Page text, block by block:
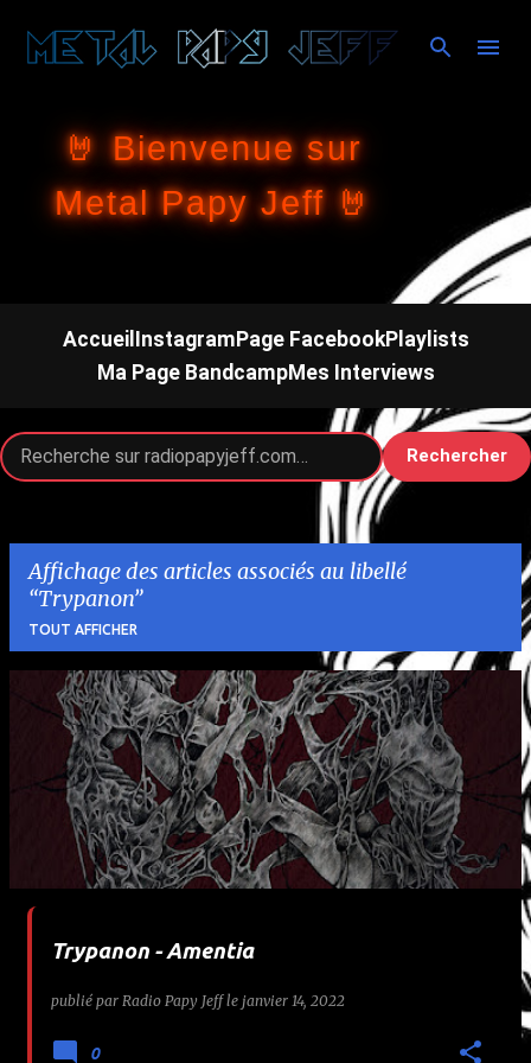
Accéder au contenu principal
🤘 Bienvenue sur
Metal Papy Jeff 🤘
Accueil InstagramPage FacebookPlaylists
Ma Page BandcampMes Interviews
Rechercher
Affichage des articles associés au libellé
Trypanon
TOUT AFFICHER
c
Trypanon - Amentia
publié par Radio Papy Jeff le janvier 14, 2022
0